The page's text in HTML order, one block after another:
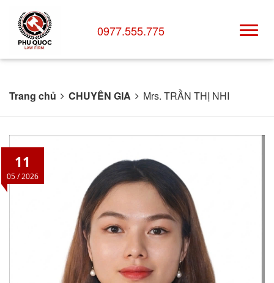
0977.555.775
Trang chủ CHUYÊN GIA Mrs. TRẦN THỊ NHI
11
05 / 2026